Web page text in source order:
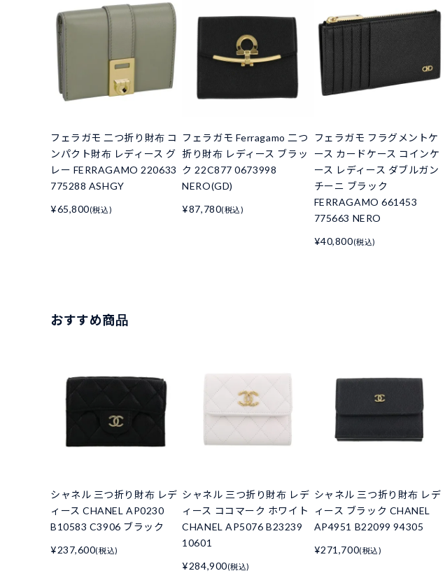
フェラガモ 二つ折り財布 コ
ンパクト財布 レディース グ
レー FERRAGAMO 220633
775288 ASHGY
¥65,800(税込)
フェラガモ Ferragamo 二つ
折り財布 レディース ブラッ
ク 22C877 0673998
NERO(GD)
¥87,780(税込)
フェラガモ フラグメントケ
ース カードケース コインケ
ース レディース ダブルガン
チーニ ブラック
FERRAGAMO 661453
775663 NERO
¥40,800(税込)
おすすめ商品
シャネル 三つ折り財布 レデ
ィース CHANEL AP0230
B10583 C3906 ブラック
¥237,600(税込)
シャネル 三つ折り財布 レデ
ィース ココマーク ホワイト
CHANEL AP5076 B23239
10601
¥284,900(税込)
シャネル 三つ折り財布 レデ
ィース ブラック CHANEL
AP4951 B22099 94305
¥271,700(税込)